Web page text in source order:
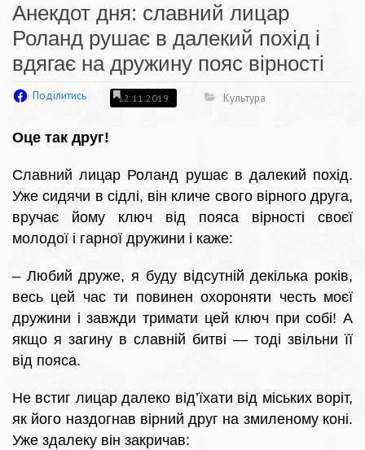
Анекдот дня: славний лицар
Роланд рушає в далекий похід і
вдягає на дружину пояс вірності
Поділитись 12.11.2019 Культура
Оце так друг!
Славний лицар Роланд рушає в далекий похід.
Уже сидячи в сідлі, він кличе свого вірного друга,
вручає йому ключ від пояса вірності своєї
молодої і гарної дружини і каже:
– Любий друже, я буду відсутній декілька років,
весь цей час ти повинен охороняти честь моєї
дружини і завжди тримати цей ключ при собі! А
якщо я загину в славній битві — тоді звільни її
від пояса.
Не встиг лицар далеко від’їхати від міських воріт,
як його наздогнав вірний друг на змиленому коні.
Уже здалеку він закричав: